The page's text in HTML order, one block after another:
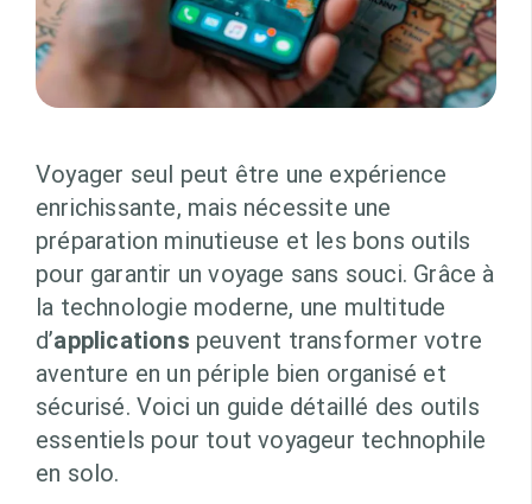
Voyager seul peut être une expérience
enrichissante, mais nécessite une
préparation minutieuse et les bons outils
pour garantir un voyage sans souci. Grâce à
la technologie moderne, une multitude
d’applications peuvent transformer votre
aventure en un périple bien organisé et
sécurisé. Voici un guide détaillé des outils
essentiels pour tout voyageur technophile
en solo.